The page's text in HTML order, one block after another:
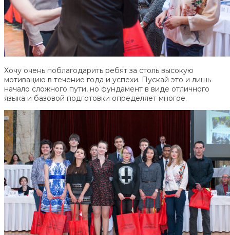
Хочу очень поблагодарить ребят за столь высокую
мотивацию в течение года и успехи. Пускай это и лишь
начало сложного пути, но фундамент в виде отличного
языка и базовой подготовки определяет многое.